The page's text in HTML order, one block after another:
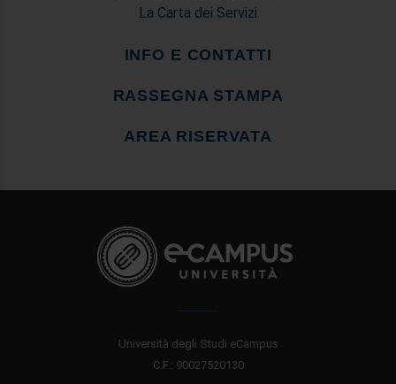
La Carta dei Servizi
INFO E CONTATTI
RASSEGNA STAMPA
AREA RISERVATA
Università degli Studi eCampus
C.F.: 90027520130